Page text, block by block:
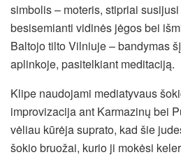
simbolis – moteris, stipriai
besisemianti vidinės jėgos bei
Baltojo tilto Vilniuje – bandymas
aplinkoje, pasitelkiant meditaciją.
Klipe naudojami mediatyvaus
improvizacija ant Karmazinų bei
vėliau kūrėja suprato, kad šie
šokio bruožai, kurio ji mokėsi